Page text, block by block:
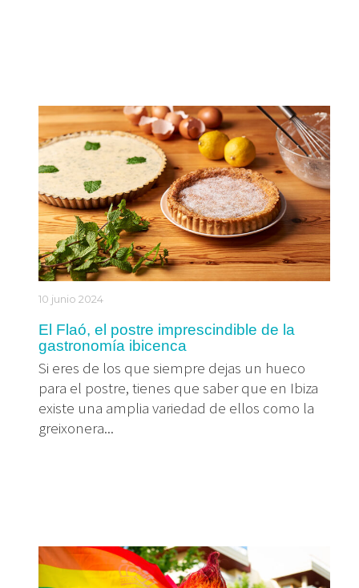
10 junio 2024
El Flaó, el postre imprescindible de la
gastronomía ibicenca
Si eres de los que siempre dejas un hueco
para el postre, tienes que saber que en Ibiza
existe una amplia variedad de ellos como la
greixonera...